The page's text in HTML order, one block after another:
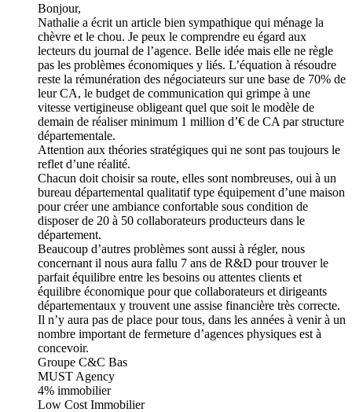
Bonjour,
Nathalie a écrit un article bien sympathique qui ménage la
chèvre et le chou. Je peux le comprendre eu égard aux
lecteurs du journal de l’agence. Belle idée mais elle ne règle
pas les problèmes économiques y liés. L’équation à résoudre
reste la rémunération des négociateurs sur une base de 70% de
leur CA, le budget de communication qui grimpe à une
vitesse vertigineuse obligeant quel que soit le modèle de
demain de réaliser minimum 1 million d’€ de CA par structure
départementale.
Attention aux théories stratégiques qui ne sont pas toujours le
reflet d’une réalité.
Chacun doit choisir sa route, elles sont nombreuses, oui à un
bureau départemental qualitatif type équipement d’une maison
pour créer une ambiance confortable sous condition de
disposer de 20 à 50 collaborateurs producteurs dans le
département.
Beaucoup d’autres problèmes sont aussi à régler, nous
concernant il nous aura fallu 7 ans de R&D pour trouver le
parfait équilibre entre les besoins ou attentes clients et
équilibre économique pour que collaborateurs et dirigeants
départementaux y trouvent une assise financière très correcte.
Il n’y aura pas de place pour tous, dans les années à venir à un
nombre important de fermeture d’agences physiques est à
concevoir.
Groupe C&C Bas
MUST Agency
4% immobilier
Low Cost Immobilier